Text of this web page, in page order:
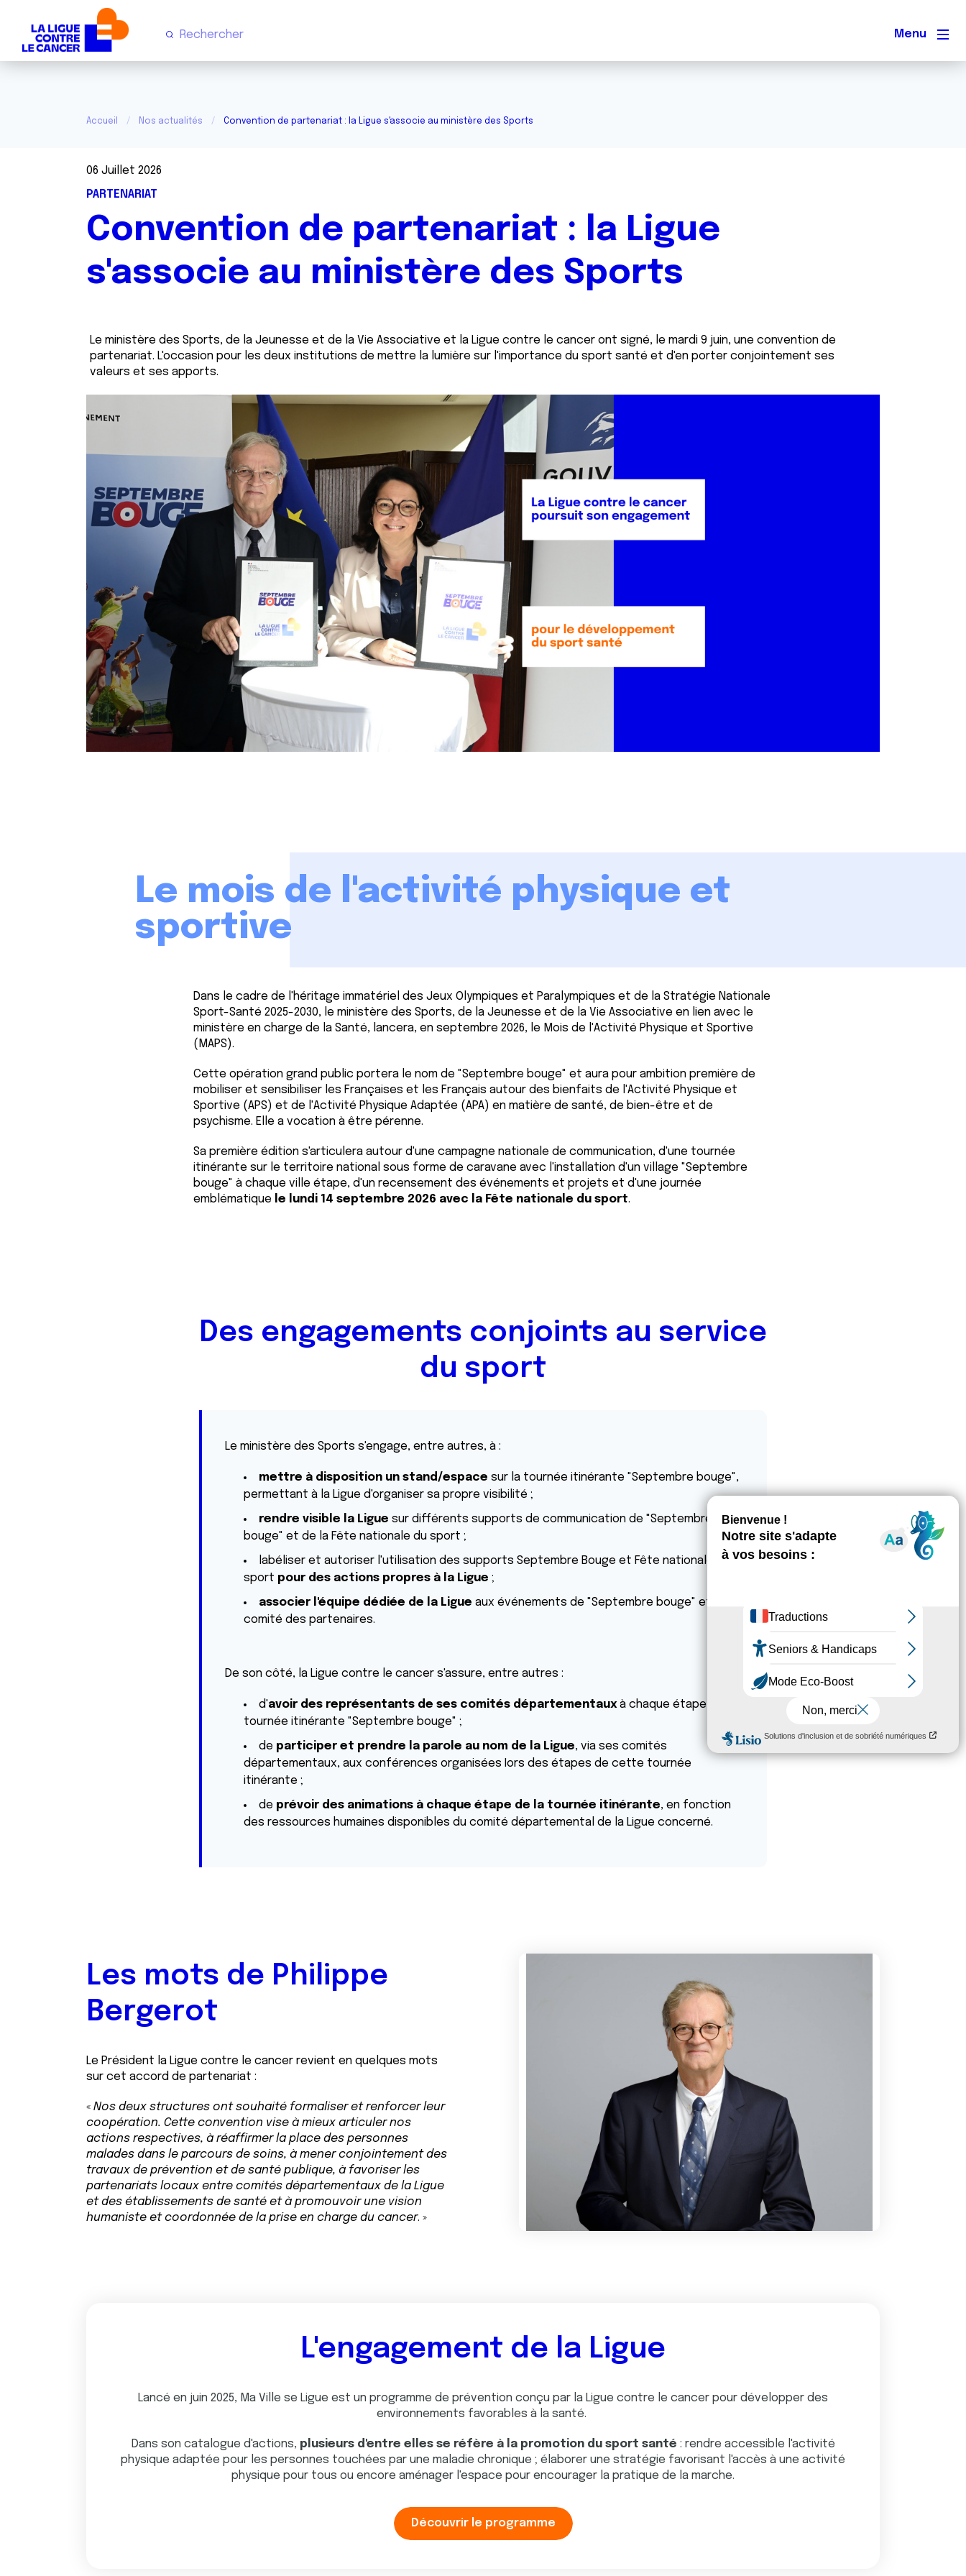
Menu
Accueil Nos actualités Convention de partenariat : la Ligue s'associe au ministère des Sports
06 Juillet 2026
PARTENARIAT
Convention de partenariat : la Ligue
s'associe au ministère des Sports
Le ministère des Sports, de la Jeunesse et de la Vie Associative et la Ligue contre le cancer ont signé, le mardi 9 juin, une convention de
partenariat. L'occasion pour les deux institutions de mettre la lumière sur l'importance du sport santé et d'en porter conjointement ses
valeurs et ses apports.
Le mois de l'activité physique et
sportive
Dans le cadre de l'héritage immatériel des Jeux Olympiques et Paralympiques et de la Stratégie Nationale
Sport-Santé 2025-2030, le ministère des Sports, de la Jeunesse et de la Vie Associative en lien avec le
ministère en charge de la Santé, lancera, en septembre 2026, le Mois de l'Activité Physique et Sportive
(MAPS).
Cette opération grand public portera le nom de "Septembre bouge" et aura pour ambition première de
mobiliser et sensibiliser les Françaises et les Français autour des bienfaits de l'Activité Physique et
Sportive (APS) et de l'Activité Physique Adaptée (APA) en matière de santé, de bien-être et de
psychisme. Elle a vocation à être pérenne.
Sa première édition s'articulera autour d'une campagne nationale de communication, d'une tournée
itinérante sur le territoire national sous forme de caravane avec l'installation d'un village "Septembre
bouge" à chaque ville étape, d'un recensement des événements et projets et d'une journée
emblématique le lundi 14 septembre 2026 avec la Fête nationale du sport.
Des engagements conjoints au service
du sport
Le ministère des Sports s'engage, entre autres, à :
mettre à disposition un stand/espace sur la tournée itinérante "Septembre bouge",
permettant à la Ligue d'organiser sa propre visibilité ;
rendre visible la Ligue sur différents supports de communication de "Septembre
bouge" et de la Fête nationale du sport ;
labéliser et autoriser l'utilisation des supports Septembre Bouge et Fête nationale du
sport pour des actions propres à la Ligue ;
associer l'équipe dédiée de la Ligue aux événements de "Septembre bouge" et à un
comité des partenaires.
De son côté, la Ligue contre le cancer s'assure, entre autres :
d'avoir des représentants de ses comités départementauxà chaque étape de la
tournée itinérante "Septembre bouge" ;
de participer et prendre la parole au nom de la Ligue, via ses comités
départementaux, aux conférences organisées Iors des étapes de cette tournée
itinérante ;
de prévoir des animations à chaque étape de la tournée itinérante, en fonction
des ressources humaines disponibles du comité départemental de la Ligue concerné.
Les mots de Philippe
Bergerot
Le Président la Ligue contre le cancer revient en quelques mots
sur cet accord de partenariat :
« Nos deux structures ont souhaité formaliser et renforcer leur
coopération. Cette convention vise à mieux articuler nos
actions respectives, à réaffirmer la place des personnes
malades dans le parcours de soins, à mener conjointement des
travaux de prévention et de santé publique, à favoriser les
partenariats locaux entre comités départementaux de la Ligue
et des établissements de santé et à promouvoir une vision
humaniste et coordonnée de la prise en charge du cancer. »
L'engagement de la Ligue
Lancé en juin 2025, Ma Ville se Ligue est un programme de prévention conçu par la Ligue contre le cancer pour développer des
environnements favorables à la santé.
Dans son catalogue d'actions, plusieurs d'entre elles se réfère à la promotion du sport santé : rendre accessible l'activité
physique adaptée pour les personnes touchées par une maladie chronique ; élaborer une stratégie favorisant l'accès à une activité
physique pour tous ou encore aménager l'espace pour encourager la pratique de la marche.
Découvrir le programme